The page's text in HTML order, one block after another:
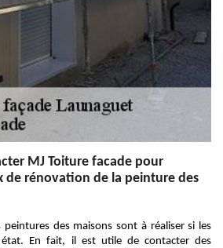
MJ Toiture facade pour
de rénovation de la peinture des
des maisons sont à réaliser si les
En fait, il est utile de contacter des